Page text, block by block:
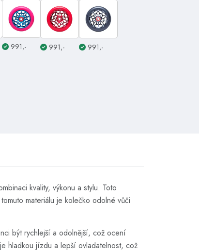
991,- 991,- 991,-
kvality, výkonu a stylu. Toto
materiálu je kolečko odolné vůči
být rychlejší a odolnější, což ocení
hladkou jízdu a lepší ovladatelnost, což